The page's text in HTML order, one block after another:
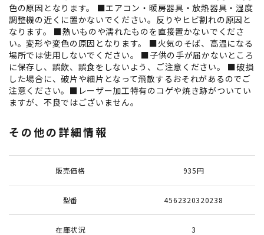
色の原因となります。 ■エアコン・暖房器具・放熱器具・湿度
調整機の近くに置かないでください。反りやヒビ割れの原因と
なります。 ■熱いものや濡れたものを直接置かないでくださ
い。変形や変色の原因となります。 ■火気のそば、高温になる
場所では使用しないでください。 ■子供の手が届かないところ
に保存し、誤飲、誤食をしないよう、ご注意ください。 ■破損
した場合に、破片や細片となって飛散するおそれがあるのでご
注意ください。■レーザー加工特有のコゲや焼き跡がついてい
ますが、不良ではございません。
その他の詳細情報
販売価格 935円
型番 4562320320238
在庫状況 3